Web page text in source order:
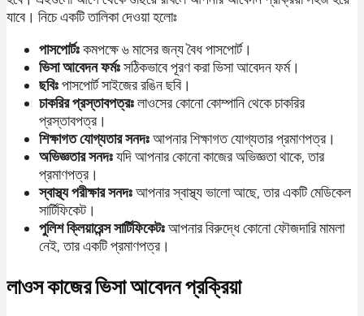
যাবে। নিচে একটি তালিকা দেওয়া হলোঃ
পাসপোর্টঃকমপক্ষে ৬ মাসের জন্য বৈধ পাসপোর্ট।
ভিসা আবেদন ফর্মঃসঠিকভাবে পূরণ করা ভিসা আবেদন ফর্ম।
ছবিঃপাসপোর্ট সাইজের রঙিন ছবি।
চাকরির প্রস্তাবপত্রঃলাওসের কোনো কোম্পানি থেকে চাকরির
প্রস্তাবপত্র।
শিক্ষাগত যোগ্যতার সনদঃআপনার শিক্ষাগত যোগ্যতার প্রমাণপত্র।
অভিজ্ঞতার সনদঃযদি আপনার কোনো কাজের অভিজ্ঞতা থাকে, তার
প্রমাণপত্র।
স্বাস্থ্য পরীক্ষার সনদঃআপনার স্বাস্থ্য ভালো আছে, তার একটি মেডিকেল
সার্টিফিকেট।
পুলিশ ক্লিয়ারেন্স সার্টিফিকেটঃআপনার বিরুদ্ধে কোনো ফৌজদারি মামলা
নেই, তার একটি প্রমাণপত্র।
লাওস কাজের ভিসা আবেদন প্রক্রিয়া